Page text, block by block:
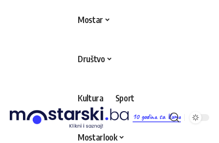
10 godina sa Vama
Mostar
Društvo
Kultura Sport
Mostarlook